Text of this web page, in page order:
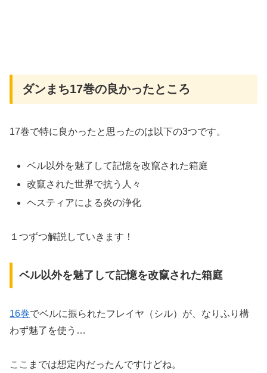
ダンまち17巻の良かったところ
17巻で特に良かったと思ったのは以下の3つです。
ベル以外を魅了して記憶を改竄された箱庭
改竄された世界で抗う人々
ヘスティアによる炎の浄化
１つずつ解説していきます！
ベル以外を魅了して記憶を改竄された箱庭
16巻でベルに振られたフレイヤ（シル）が、なりふり構
わず魅了を使う…
ここまでは想定内だったんですけどね。